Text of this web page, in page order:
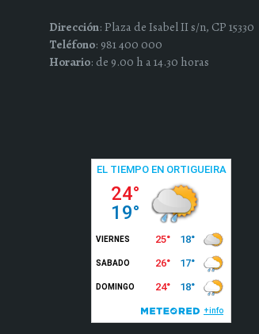
Dirección: Plaza de Isabel II s/n, CP 15330
Teléfono: 981 400 000
Horario: de 9.00 h a 14.30 horas